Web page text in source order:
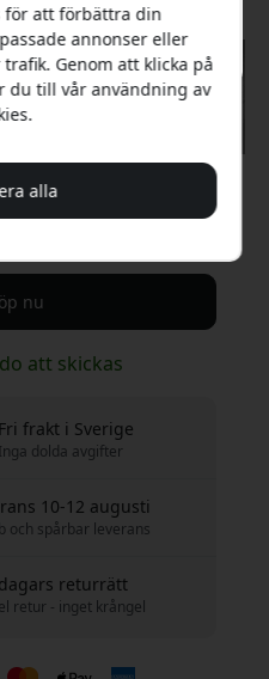
pris
SEK
nu
att skickas
Fri frakt i Sverige
Inga dolda avgifter
10-12 augusti
och spårbar leverans
returrätt
retur - inget krångel
för att förbättra din
annonser eller
Genom att klicka på
du till vår användning av
alla